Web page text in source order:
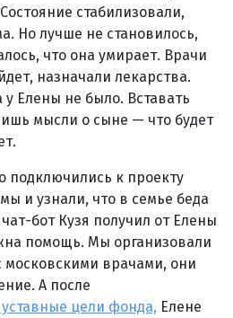
стабилизовали,
Но лучше не становилось,
что она умирает. Врачи
назначали лекарства.
у Елены не было. Вставать
мысли о сыне — что будет
подключились к проекту
и узнали, что в семье беда
бот Кузя получил от Елены
помощь. Мы организовали
московскими врачами, они
А после
уставные цели фонда, Елене